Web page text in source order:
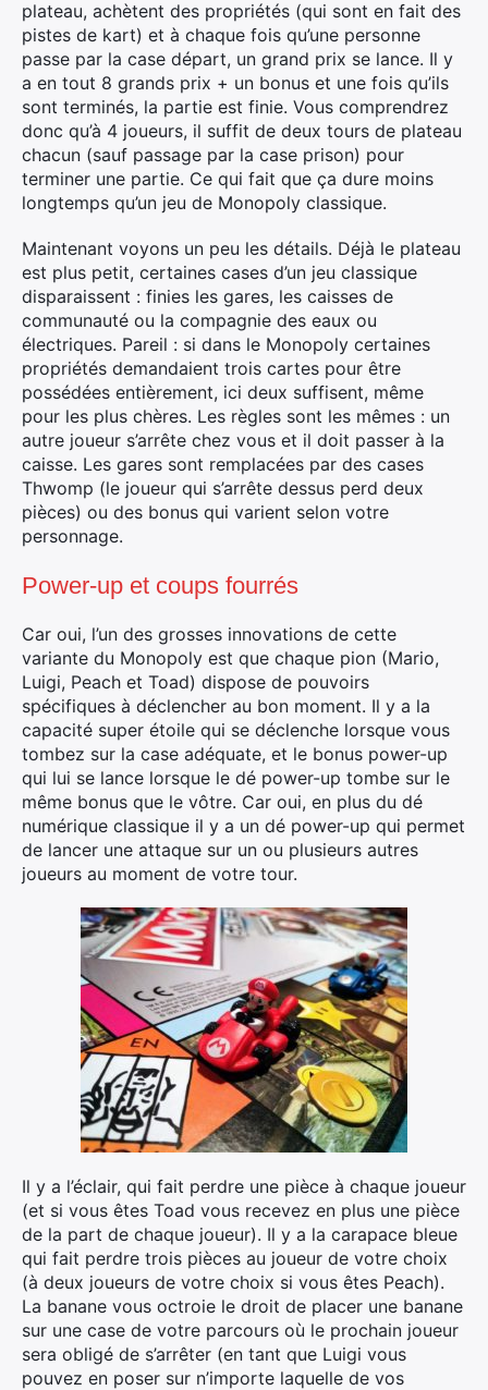
plateau, achètent des propriétés (qui sont en fait des
pistes de kart) et à chaque fois qu’une personne
passe par la case départ, un grand prix se lance. Il y
a en tout 8 grands prix + un bonus et une fois qu’ils
sont terminés, la partie est finie. Vous comprendrez
donc qu’à 4 joueurs, il suffit de deux tours de plateau
chacun (sauf passage par la case prison) pour
terminer une partie. Ce qui fait que ça dure moins
longtemps qu’un jeu de Monopoly classique.
Maintenant voyons un peu les détails. Déjà le plateau
est plus petit, certaines cases d’un jeu classique
disparaissent : finies les gares, les caisses de
communauté ou la compagnie des eaux ou
électriques. Pareil : si dans le Monopoly certaines
propriétés demandaient trois cartes pour être
possédées entièrement, ici deux suffisent, même
pour les plus chères. Les règles sont les mêmes : un
autre joueur s’arrête chez vous et il doit passer à la
caisse. Les gares sont remplacées par des cases
Thwomp (le joueur qui s’arrête dessus perd deux
pièces) ou des bonus qui varient selon votre
personnage.
Power-up et coups fourrés
Car oui, l’un des grosses innovations de cette
variante du Monopoly est que chaque pion (Mario,
Luigi, Peach et Toad) dispose de pouvoirs
spécifiques à déclencher au bon moment. Il y a la
capacité super étoile qui se déclenche lorsque vous
tombez sur la case adéquate, et le bonus power-up
qui lui se lance lorsque le dé power-up tombe sur le
même bonus que le vôtre. Car oui, en plus du dé
numérique classique il y a un dé power-up qui permet
de lancer une attaque sur un ou plusieurs autres
joueurs au moment de votre tour.
Il y a l’éclair, qui fait perdre une pièce à chaque joueur
(et si vous êtes Toad vous recevez en plus une pièce
de la part de chaque joueur). Il y a la carapace bleue
qui fait perdre trois pièces au joueur de votre choix
(à deux joueurs de votre choix si vous êtes Peach).
La banane vous octroie le droit de placer une banane
sur une case de votre parcours où le prochain joueur
sera obligé de s’arrêter (en tant que Luigi vous
pouvez en poser sur n’importe laquelle de vos